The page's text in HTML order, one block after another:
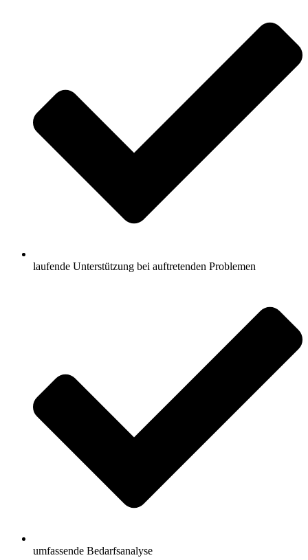
laufende Unterstützung bei auftretenden Problemen
umfassende Bedarfsanalyse